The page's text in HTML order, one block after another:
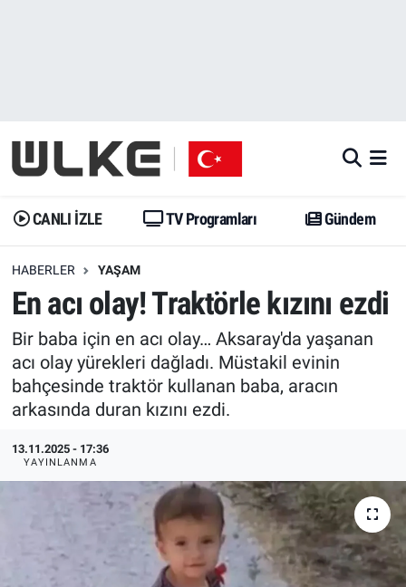
CANLI İZLE TV Programları Gündem
HABERLER YAŞAM
En acı olay! Traktörle kızını ezdi
Bir baba için en acı olay… Aksaray'da yaşanan
acı olay yürekleri dağladı. Müstakil evinin
bahçesinde traktör kullanan baba, aracın
arkasında duran kızını ezdi.
13.11.2025 - 17:36
YAYINLANMA
Gündem
Dünya
Erişim Bilgileri
Ekonomi
Trend
Yazarlar
Gündem
Trend
Erişim Bilgileri
Spor
Ekonomi
Medya
Özel Haberler
Kadın
İstanbul Namaz Vakitleri
Trafik Durumu
Erişim Bilgileri
Tüm Manşetler
Son Dakika Haberleri